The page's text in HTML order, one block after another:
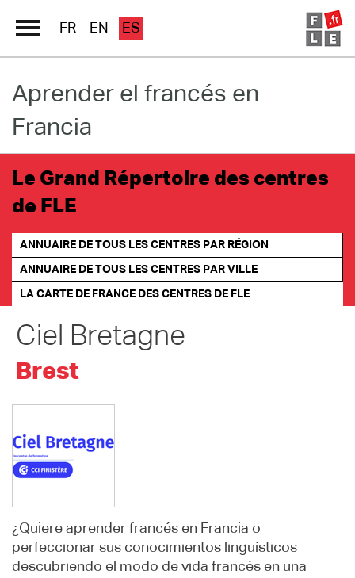
Directorio Escuelas
Immersion France
El francés en línea
Les pages PRO FLE
FR EN ES
Aprender el francés en
Francia
Le Grand Répertoire des centres
de FLE
ANNUAIRE DE TOUS LES CENTRES PAR RÉGION
ANNUAIRE DE TOUS LES CENTRES PAR VILLE
LA CARTE DE FRANCE DES CENTRES DE FLE
Ciel Bretagne
Brest
¿Quiere aprender francés en Francia o
perfeccionar sus conocimientos lingüísticos
descubriendo el modo de vida francés en una